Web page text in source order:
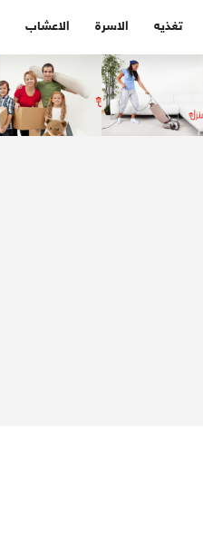
تغذيه الاسرة الاعشاب